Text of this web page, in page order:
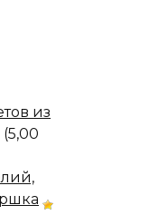
из
(5,00